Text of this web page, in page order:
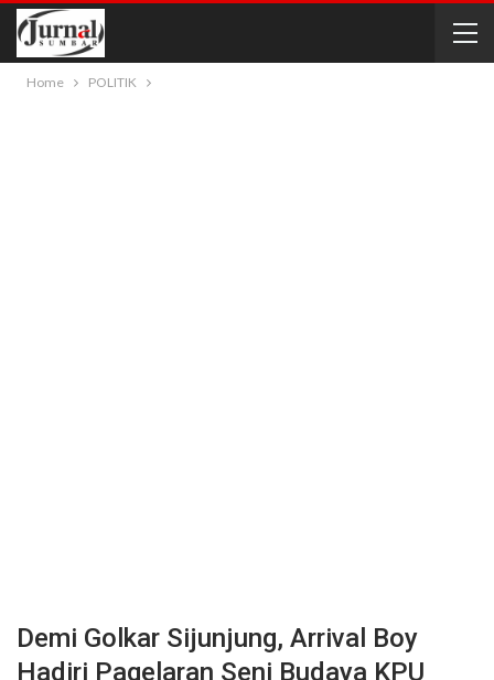
Home POLITIK
Demi Golkar Sijunjung, Arrival Boy
Hadiri Pagelaran Seni Budaya KPU